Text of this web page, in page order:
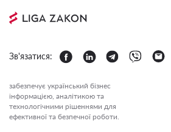
Зв'язатися:
забезпечує український бізнес
інформацією, аналітикою та
технологічними рішеннями для
ефективної та безпечної роботи.